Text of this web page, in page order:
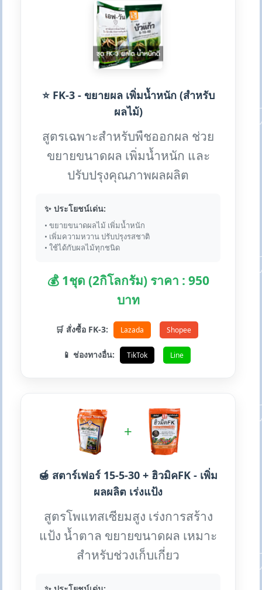
⭐ FK-3 - ขยายผล เพิ่มน้ำหนัก (สำหรับ
ผลไม้)
สูตรเฉพาะสำหรับพืชออกผล ช่วย
ขยายขนาดผล เพิ่มน้ำหนัก และ
ปรับปรุงคุณภาพผลผลิต
✨ ประโยชน์เด่น:
• ขยายขนาดผลไม้ เพิ่มน้ำหนัก
• เพิ่มความหวาน ปรับปรุงรสชาติ
• ใช้ได้กับผลไม้ทุกชนิด
💰 1ชุด (2กิโลกรัม) ราคา : 950
บาท
🛒 สั่งซื้อ FK-3: Lazada Shopee
📱 ช่องทางอื่น: TikTok Line
+
🍯 สตาร์เฟอร์ 15-5-30 + ฮิวมิคFK - เพิ่ม
ผลผลิต เร่งแป้ง
สูตรโพแทสเซียมสูง เร่งการสร้าง
แป้ง น้ำตาล ขยายขนาดผล เหมาะ
สำหรับช่วงเก็บเกี่ยว